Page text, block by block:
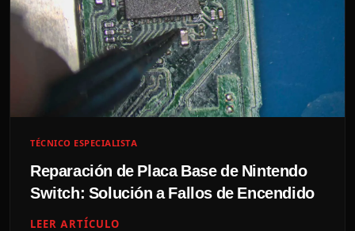
TÉCNICO ESPECIALISTA
Reparación de Placa Base de Nintendo
Switch: Solución a Fallos de Encendido
LEER ARTÍCULO